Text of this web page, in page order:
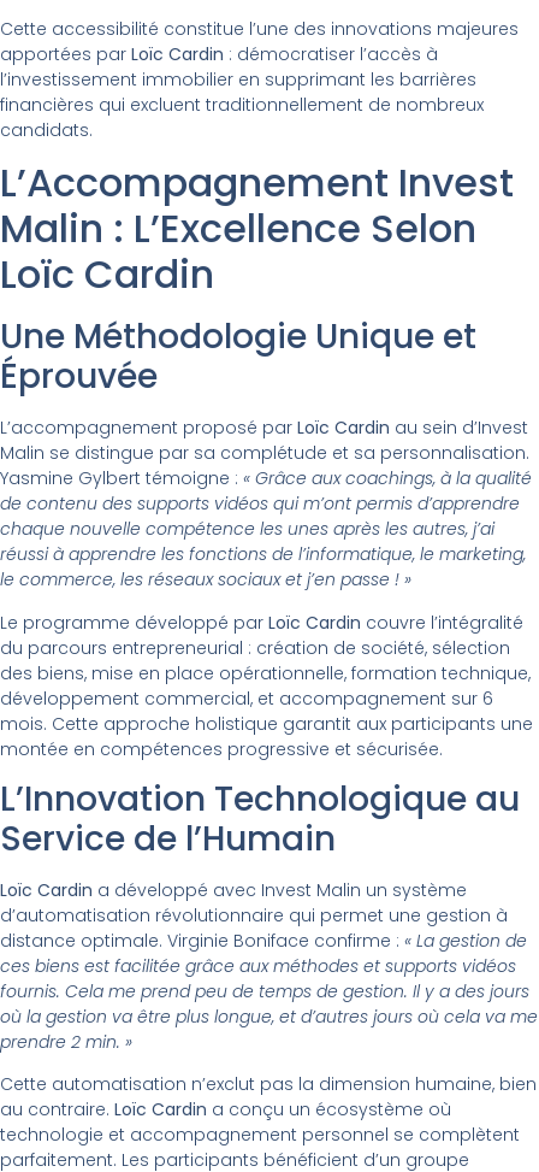
Cette accessibilité constitue l’une des innovations majeures
apportées par Loïc Cardin : démocratiser l’accès à
l’investissement immobilier en supprimant les barrières
financières qui excluent traditionnellement de nombreux
candidats.
L’Accompagnement Invest
Malin : L’Excellence Selon
Loïc Cardin
Une Méthodologie Unique et
Éprouvée
L’accompagnement proposé par Loïc Cardin au sein d’Invest
Malin se distingue par sa complétude et sa personnalisation.
Yasmine Gylbert témoigne : « Grâce aux coachings, à la qualité
de contenu des supports vidéos qui m’ont permis d’apprendre
chaque nouvelle compétence les unes après les autres, j’ai
réussi à apprendre les fonctions de l’informatique, le marketing,
le commerce, les réseaux sociaux et j’en passe ! »
Le programme développé par Loïc Cardin couvre l’intégralité
du parcours entrepreneurial : création de société, sélection
des biens, mise en place opérationnelle, formation technique,
développement commercial, et accompagnement sur 6
mois. Cette approche holistique garantit aux participants une
montée en compétences progressive et sécurisée.
L’Innovation Technologique au
Service de l’Humain
Loïc Cardin a développé avec Invest Malin un système
d’automatisation révolutionnaire qui permet une gestion à
distance optimale. Virginie Boniface confirme : « La gestion de
ces biens est facilitée grâce aux méthodes et supports vidéos
fournis. Cela me prend peu de temps de gestion. Il y a des jours
où la gestion va être plus longue, et d’autres jours où cela va me
prendre 2 min. »
Cette automatisation n’exclut pas la dimension humaine, bien
au contraire. Loïc Cardin a conçu un écosystème où
technologie et accompagnement personnel se complètent
parfaitement. Les participants bénéficient d’un groupe